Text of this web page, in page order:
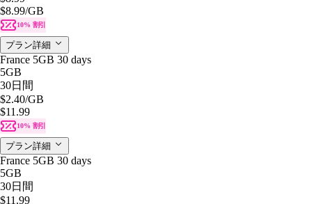
$8.99/GB
10% 割引
プラン詳細
France 5GB 30 days
5GB
30日間
$2.40/GB
$11.99
10% 割引
プラン詳細
France 5GB 30 days
5GB
30日間
$11.99